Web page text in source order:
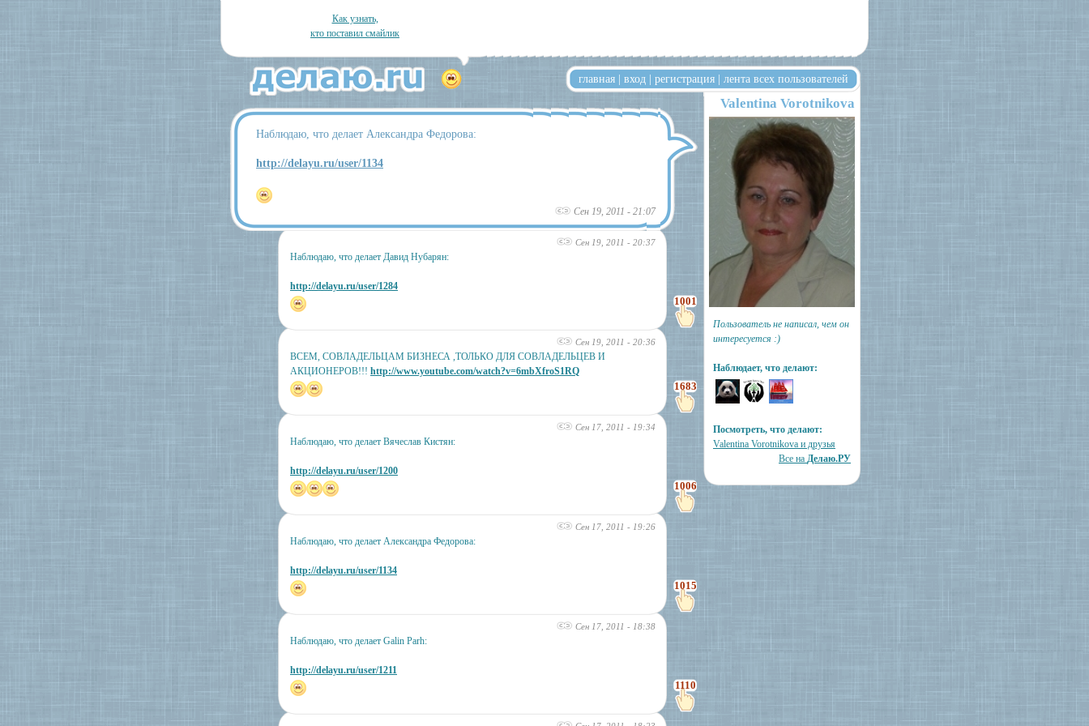
Как узнать,
кто поставил смайлик
главная | вход | регистрация | лента всех пользователей
Наблюдаю, что делает Александра Федорова:
http://delayu.ru/user/1134
Сен 19, 2011 - 21:07
Сен 19, 2011 - 20:37
Наблюдаю, что делает Давид Нубарян:
http://delayu.ru/user/1284
1001
Сен 19, 2011 - 20:36
ВСЕМ, СОВЛАДЕЛЬЦАМ БИЗНЕСА ,ТОЛЬКО ДЛЯ СОВЛАДЕЛЬЦЕВ И
АКЦИОНЕРОВ!!! http://www.youtube.com/watch?v=6mbXfroS1RQ
1683
Сен 17, 2011 - 19:34
Наблюдаю, что делает Вячеслав Кистян:
http://delayu.ru/user/1200
1006
Сен 17, 2011 - 19:26
Наблюдаю, что делает Александра Федорова:
http://delayu.ru/user/1134
1015
Сен 17, 2011 - 18:38
Наблюдаю, что делает Galin Parh:
http://delayu.ru/user/1211
1110
Valentina Vorotnikova
Пользователь не написал, чем он
интересуется :)
Наблюдает, что делают:
Посмотреть, что делают:
Valentina Vorotnikova и друзья
Все на Делаю.РУ